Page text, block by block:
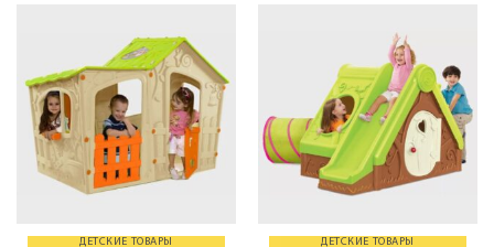
ДЕТСКИЕ ТОВАРЫ ДЕТСКИЕ ТОВАРЫ